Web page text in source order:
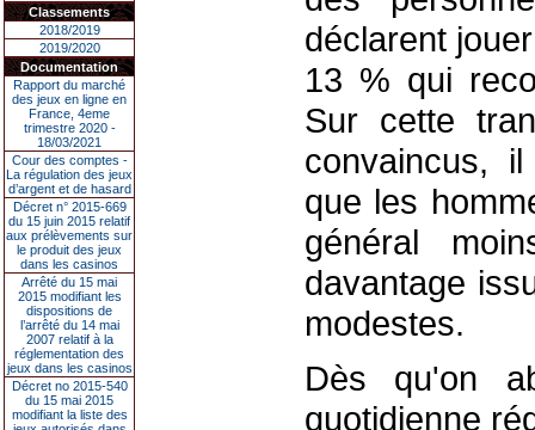
Classements
2018/2019
2019/2020
Documentation
Rapport du marché
des jeux en ligne en
France, 4eme
trimestre 2020 -
18/03/2021
Cour des comptes -
La régulation des jeux
d’argent et de hasard
Décret n° 2015-669
du 15 juin 2015 relatif
aux prélèvements sur
le produit des jeux
dans les casinos
Arrêté du 15 mai
2015 modifiant les
dispositions de
l’arrêté du 14 mai
2007 relatif à la
réglementation des
jeux dans les casinos
Décret no 2015-540
du 15 mai 2015
modifiant la liste des
déclarent
13 % qui
Sur cette
convaincus,
que les
général
davantage
modestes.
Dès qu'on
quotidienne